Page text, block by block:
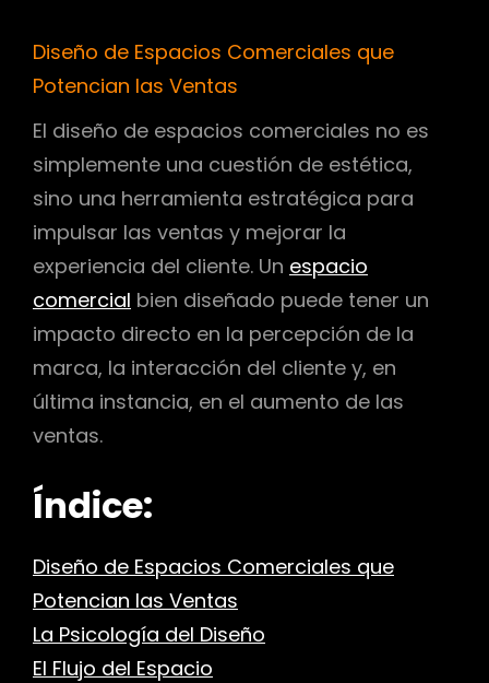
Diseño de Espacios Comerciales que
Potencian las Ventas
El diseño de espacios comerciales no es
simplemente una cuestión de estética,
sino una herramienta estratégica para
impulsar las ventas y mejorar la
experiencia del cliente. Un espacio
comercial bien diseñado puede tener un
impacto directo en la percepción de la
marca, la interacción del cliente y, en
última instancia, en el aumento de las
ventas.
Índice:
Diseño de Espacios Comerciales que
Potencian las Ventas
La Psicología del Diseño
El Flujo del Espacio